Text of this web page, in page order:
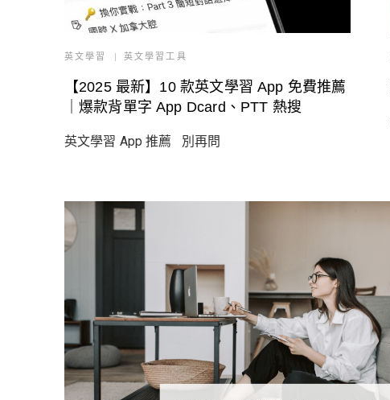
英文學習 英文學習工具
【2025 最新】10 款英文學習 App 免費推薦
｜爆款背單字 App Dcard、PTT 熱搜
英文學習 App 推薦 別再問